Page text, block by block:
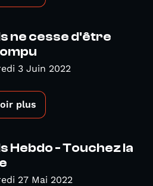
ne cesse d'être
3 Juin 2022
plus
Hebdo - Touchez la
27 Mai 2022